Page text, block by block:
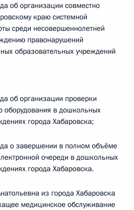
об организации совместно
краю системной
среди несовершеннолетней
правонарушений
образовательных учреждений
об организации проверки
оборудования в дошкольных
города Хабаровска;
о завершении в полном объёме
очереди в дошкольных
города Хабаровска.
из города Хабаровска
медицинское обслуживание